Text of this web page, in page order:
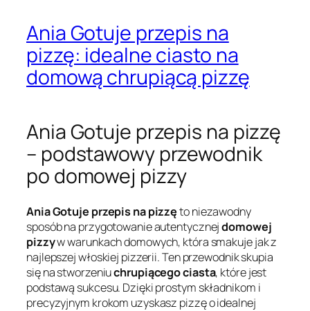
Ania Gotuje przepis na
pizzę: idealne ciasto na
domową chrupiącą pizzę
Ania Gotuje przepis na pizzę
– podstawowy przewodnik
po domowej pizzy
Ania Gotuje przepis na pizzęto niezawodny
sposób na przygotowanie autentycznejdomowej
pizzyw warunkach domowych, która smakuje jak z
najlepszej włoskiej pizzerii. Ten przewodnik skupia
się na stworzeniuchrupiącego ciasta, które jest
podstawą sukcesu. Dzięki prostym składnikom i
precyzyjnym krokom uzyskasz pizzę o idealnej